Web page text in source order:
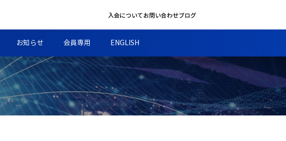
入会についてお問い合わせブログ
お知らせ 会員専用 ENGLISH